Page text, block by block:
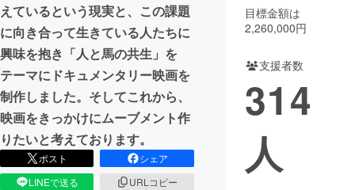
CAMPFIREふるさと納税machi-ya コミュニティ
えているという現実と、この課題
に向き合って生きている人たちに
興味を抱き「人と馬の共生」を
テーマにドキュメンタリー映画を
制作しました。そしてこれから、
映画をきっかけにムーブメント作
りたいと考えております。
ポスト
シェア
LINEで送る
URLコピー
目標金額は
2,260,000円
支援者数
314
人